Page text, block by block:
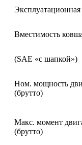
Эксплуатационная
Вместимость
(SAE «с шапкой»)
Ном. мощность
(брутто)
Макс. момент
(брутто)